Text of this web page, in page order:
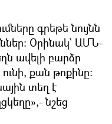
գրեթե նույնն
Օրինակ` ԱՄՆ-
ավելի բարձր
քան թոքինը:
տեղ է
նշեց